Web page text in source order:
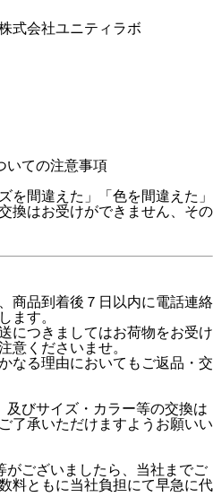
式会社ユニティラボ
いての注意事項
を間違えた」「色を間違えた」
換はお受けができません、その
商品到着後７日以内に電話連絡
ます。
につきましてはお荷物をお受け
意くださいませ。
なる理由においてもご返品・交
びサイズ・カラー等の交換は
了承いただけますようお願いい
がございましたら、当社までご
料ともに当社負担にて早急に代